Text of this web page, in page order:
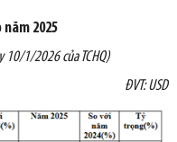
năm 2025
10/1/2026 của TCHQ)
ĐVT: USD